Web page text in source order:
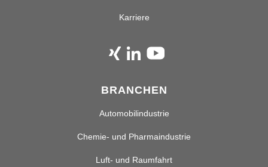
Karriere
BRANCHEN
Automobilindustrie
Chemie- und Pharmaindustrie
Luft- und Raumfahrt